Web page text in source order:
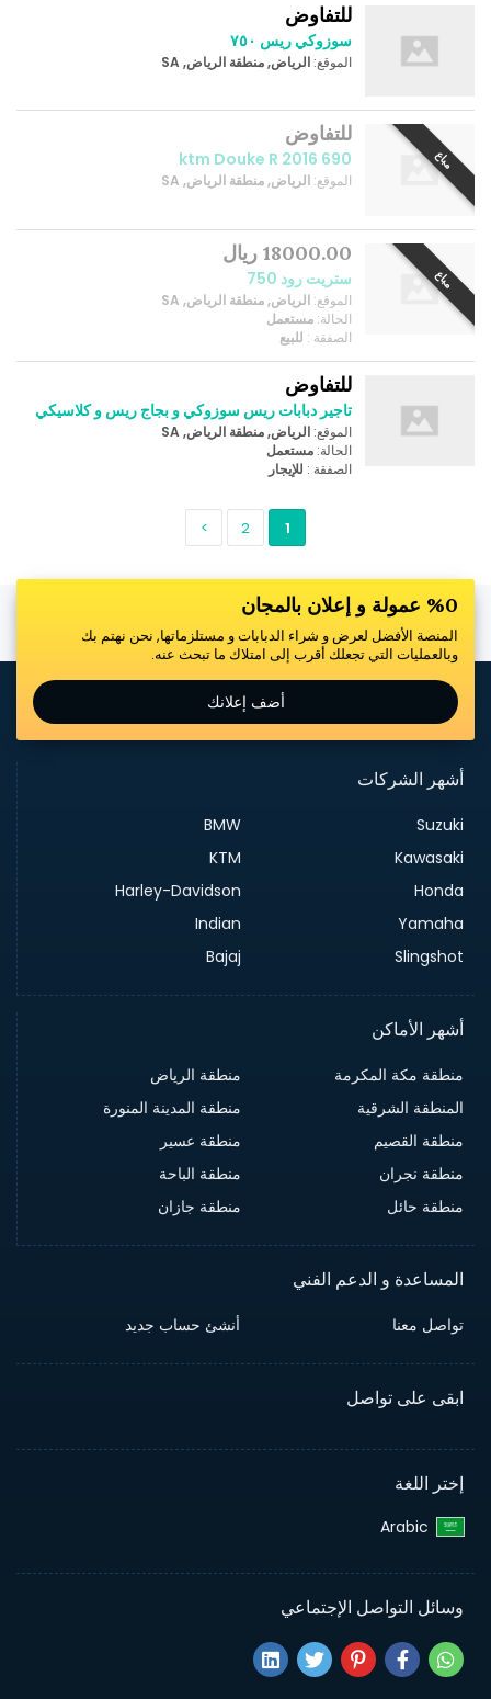
للتفاوض
سوزوكي ريس ٧٥٠
الموقع: الرياض, منطقة الرياض, SA
مباع
للتفاوض
ktm Douke R 2016 690
الموقع: الرياض, منطقة الرياض, SA
مباع
18000.00 ريال
ستريت رود 750
الموقع: الرياض, منطقة الرياض, SA
الحالة: مستعمل
الصفقة : للبيع
للتفاوض
تاجير دبابات ريس سوزوكي و بجاج ريس و كلاسيكي
الموقع: الرياض, منطقة الرياض, SA
الحالة: مستعمل
الصفقة : للإيجار
1
2
>
%0 عمولة و إعلان بالمجان
المنصة الأفضل لعرض و شراء الدبابات و مستلزماتها, نحن نهتم بك
وبالعمليات التي تجعلك أقرب إلى امتلاك ما تبحث عنه.
أضف إعلانك
أشهر الشركات
Suzuki
BMW
Kawasaki
KTM
Honda
Harley-Davidson
Yamaha
Indian
Slingshot
Bajaj
أشهر الأماكن
منطقة مكة المكرمة
منطقة الرياض
المنطقة الشرقية
منطقة المدينة المنورة
منطقة القصيم
منطقة عسير
منطقة نجران
منطقة الباحة
منطقة حائل
منطقة جازان
المساعدة و الدعم الفني
تواصل معنا أنشئ حساب جديد
ابقى على تواصل
إختر اللغة
Arabic‎
وسائل التواصل الإجتماعي